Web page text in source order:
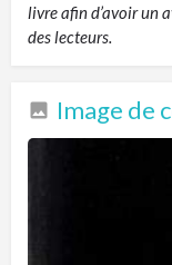
livre afin d’avoir un
des lecteurs.
Image de